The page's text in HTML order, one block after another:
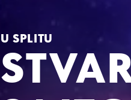
U SPLITU